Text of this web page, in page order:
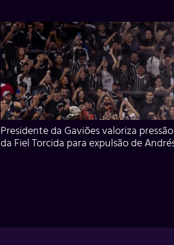
Presidente da Gaviões valoriza pressão
da Fiel Torcida para expulsão de